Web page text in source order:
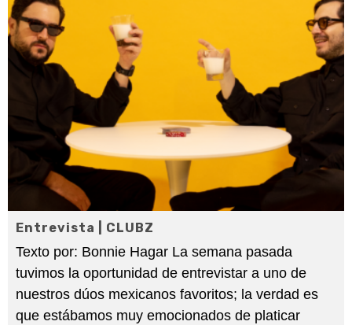
Entrevista | CLUBZ
Texto por: Bonnie Hagar La semana pasada
tuvimos la oportunidad de entrevistar a uno de
nuestros dúos mexicanos favoritos; la verdad es
que estábamos muy emocionados de platicar